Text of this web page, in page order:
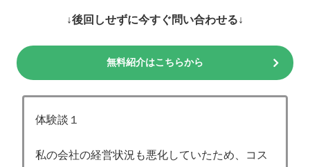
↓後回しせずに今すぐ問い合わせる↓
無料紹介はこちらから
体験談１
私の会社の経営状況も悪化していたため、コス